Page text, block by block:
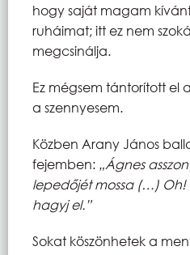
hogy saját magam
ruháimat; itt ez nem
megcsinálja.
Ez mégsem tántorított el
a szennyesem.
Közben Arany János
fejemben: „Ágnes
lepedőjét mossa (…) Oh!
hagyj el.”
Sokat köszönhetek a